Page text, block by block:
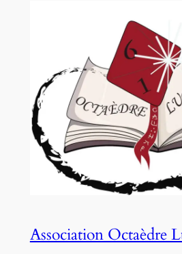
Association Octaèdre